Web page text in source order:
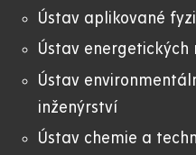
Ústav aplikované
Ústav energetických
Ústav
inženýrství
Ústav chemie a